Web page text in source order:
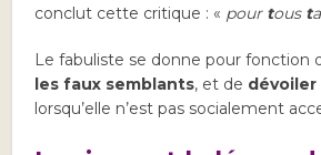
conclut cette critique : « pour tous t
Le fabuliste se donne pour fonction
les faux semblants, et de dévoiler
lorsqu’elle n’est pas socialement